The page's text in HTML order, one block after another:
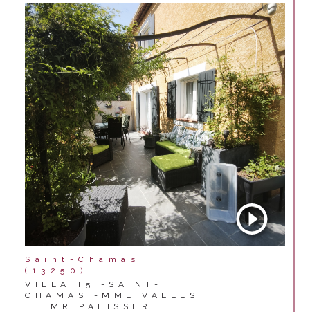
Saint-Chamas
(13250)
VILLA T5 -SAINT-
CHAMAS -MME VALLES
ET MR PALISSER